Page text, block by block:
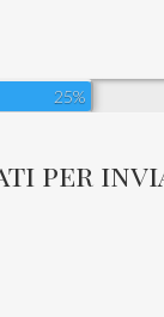
25%
per